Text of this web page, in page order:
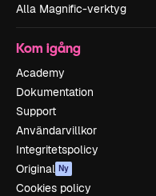
Alla Magnific-verktyg
Kom igång
Academy
Dokumentation
Support
Användarvillkor
Integritetspolicy
Original Ny
Cookies policy